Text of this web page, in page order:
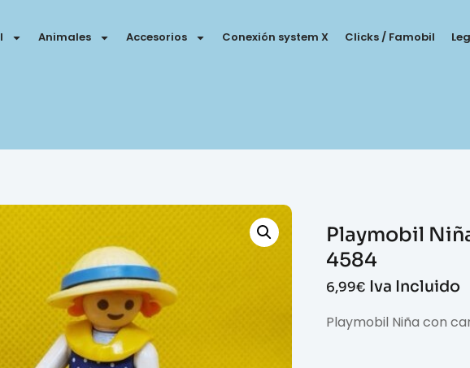
Animales Accesorios Conexión system X Clicks / Famobil
Playmobil
4584
6,99€ Iva Incluido
Playmobil Niña con